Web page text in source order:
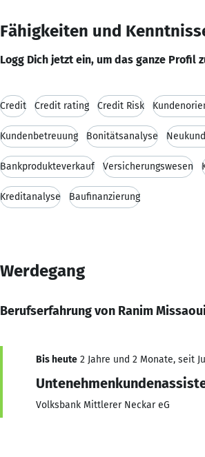
Fähigkeiten und
Logg Dich jetzt ein, um das ganze Profil
Credit Credit rating Credit Risk
Kundenbetreuung Bonitätsanalyse
Bankprodukteverkauf Versicherungswesen
Kreditanalyse Baufinanzierung
Werdegang
Berufserfahrung von Ranim
Bis heute 2 Jahre und 2 Monate, seit
Volksbank Mittlerer Neckar eG